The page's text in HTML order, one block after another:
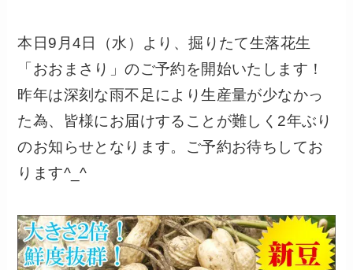
本日9月4日（水）より、掘りたて生落花生
「おおまさり」のご予約を開始いたします！
昨年は深刻な雨不足により生産量が少なかっ
た為、皆様にお届けすることが難しく2年ぶり
のお知らせとなります。ご予約お待ちしてお
ります^_^